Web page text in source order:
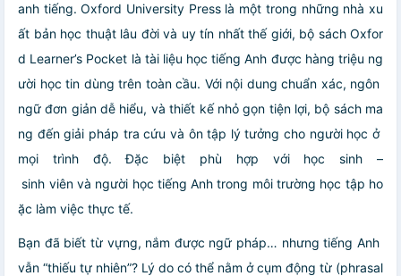
anh tiếng. Oxford University Press là một trong những nhà xu
ất bản học thuật lâu đời và uy tín nhất thế giới, bộ sách Oxfor
d Learner’s Pocket là tài liệu học tiếng Anh được hàng triệu ng
ười học tin dùng trên toàn cầu. Với nội dung chuẩn xác, ngôn
ngữ đơn giản dễ hiểu, và thiết kế nhỏ gọn tiện lợi, bộ sách ma
ng đến giải pháp tra cứu và ôn tập lý tưởng cho người học ở
mọi trình độ. Đặc biệt phù hợp với học sinh –
sinh viên và người học tiếng Anh trong môi trường học tập ho
ặc làm việc thực tế.
Bạn đã biết từ vựng, nắm được ngữ pháp… nhưng tiếng Anh
vẫn “thiếu tự nhiên”? Lý do có thể nằm ở cụm động từ (phrasal